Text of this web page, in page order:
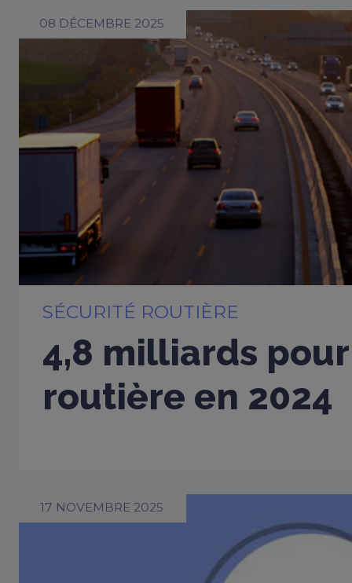
08 DÉCEMBRE 2025
SÉCURITÉ ROUTIÈRE
4,8 milliards
routière en 2024
17 NOVEMBRE 2025